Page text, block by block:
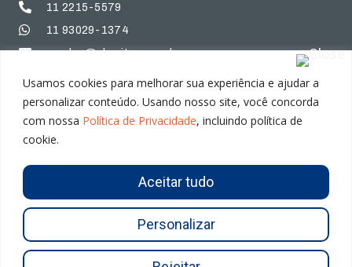
Usamos cookies para melhorar sua experiência e ajudar a
personalizar conteúdo. Usando nosso site, você concorda
com nossa Política de Privacidade, incluindo política de
cookie.
Personalizar
Aceitar tudo
11 2215-5579
11 93029-1374
vendas@alumitec.com.br
Home
Sobre Nós
Mercados
Destaques
Trabalhe Conosco